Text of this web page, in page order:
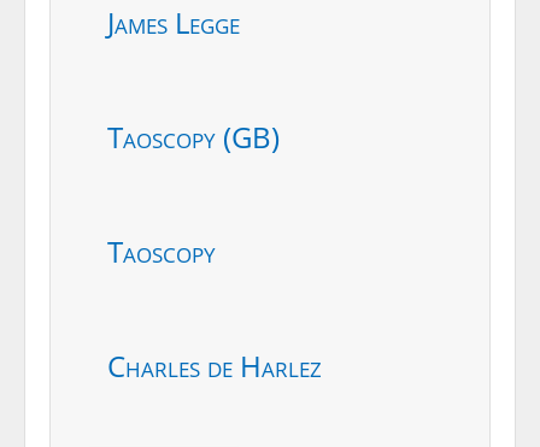
James Legge
Taoscopy (GB)
Taoscopy
Charles de Harlez